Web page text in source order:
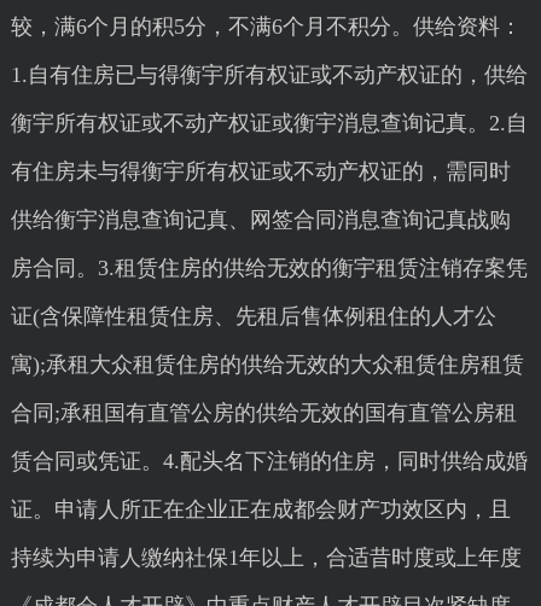
较，满6个月的积5分，不满6个月不积分。供给资料：
1.自有住房已与得衡宇所有权证或不动产权证的，供给
衡宇所有权证或不动产权证或衡宇消息查询记真。2.自
有住房未与得衡宇所有权证或不动产权证的，需同时
供给衡宇消息查询记真、网签合同消息查询记真战购
房合同。3.租赁住房的供给无效的衡宇租赁注销存案凭
证(含保障性租赁住房、先租后售体例租住的人才公
寓);承租大众租赁住房的供给无效的大众租赁住房租赁
合同;承租国有直管公房的供给无效的国有直管公房租
赁合同或凭证。4.配头名下注销的住房，同时供给成婚
证。申请人所正在企业正在成都会财产功效区内，且
持续为申请人缴纳社保1年以上，合适昔时度或上年度